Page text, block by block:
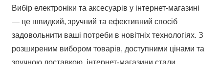
Вибір електроніки та аксесуарів у інтернет-магазині
— це швидкий, зручний та ефективний спосіб
задовольнити ваші потреби в новітніх технологіях. З
розширеним вибором товарів, доступними цінами та